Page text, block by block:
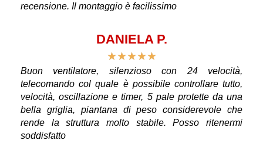
recensione. Il montaggio è facilissimo
DANIELA P.
★★★★★
Buon ventilatore, silenzioso con 24 velocità,
telecomando col quale è possibile controllare tutto,
velocità, oscillazione e timer, 5 pale protette da una
bella griglia, piantana di peso considerevole che
rende la struttura molto stabile. Posso ritenermi
soddisfatto